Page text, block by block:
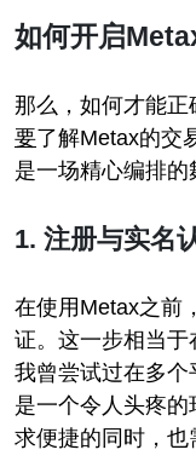
如何开启
那么，如何才能正
要了解Metax的交
是一场精心编排的
1. 注册与实名
在使用Metax之前
证。这一步相当于
我曾尝试过在多
是一个令人头疼
求便捷的同时，也